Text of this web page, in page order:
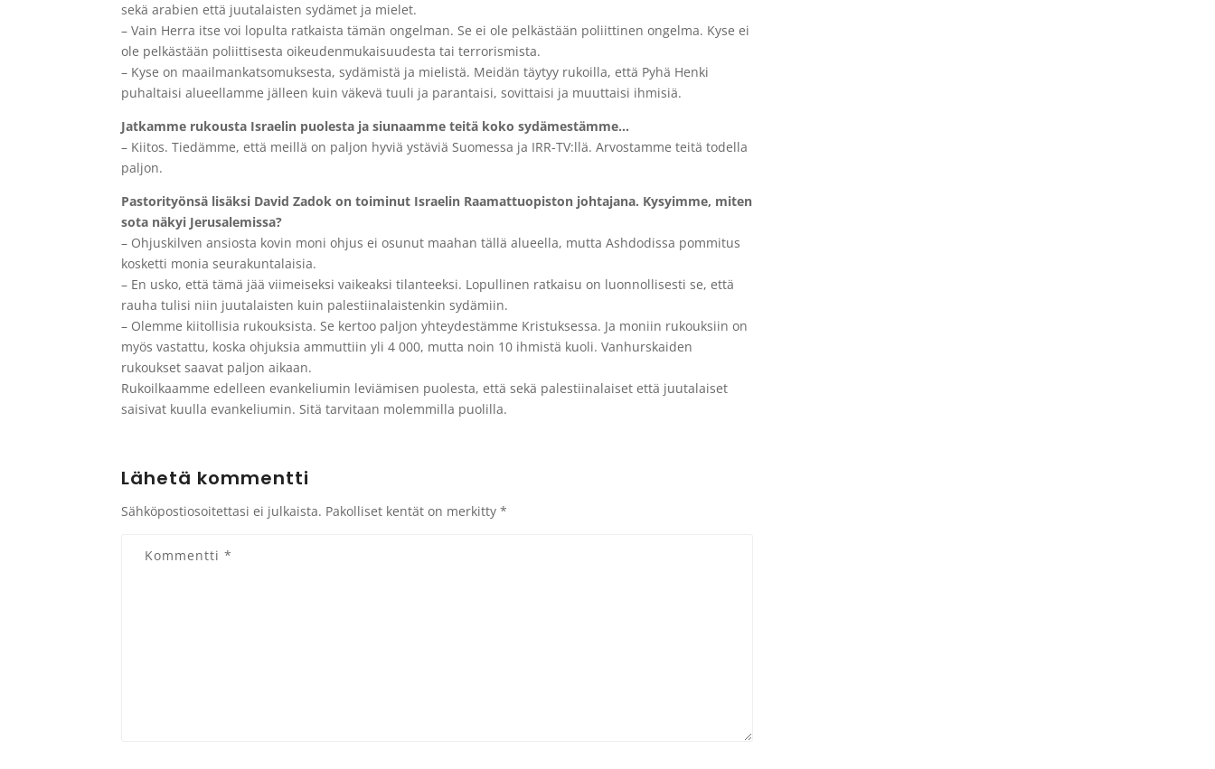
sekä arabien että juutalaisten sydämet ja mielet.
– Vain Herra itse voi lopulta ratkaista tämän ongelman. Se ei ole pelkästään poliittinen ongelma. Kyse ei
ole pelkästään poliittisesta oikeudenmukaisuudesta tai terrorismista.
– Kyse on maailmankatsomuksesta, sydämistä ja mielistä. Meidän täytyy rukoilla, että Pyhä Henki
puhaltaisi alueellamme jälleen kuin väkevä tuuli ja parantaisi, sovittaisi ja muuttaisi ihmisiä.
Jatkamme rukousta Israelin puolesta ja siunaamme teitä koko sydämestämme…
– Kiitos. Tiedämme, että meillä on paljon hyviä ystäviä Suomessa ja IRR-TV:llä. Arvostamme teitä todella
paljon.
Pastorityönsä lisäksi David Zadok on toiminut Israelin Raamattuopiston johtajana. Kysyimme, miten
sota näkyi Jerusalemissa?
– Ohjuskilven ansiosta kovin moni ohjus ei osunut maahan tällä alueella, mutta Ashdodissa pommitus
kosketti monia seurakuntalaisia.
– En usko, että tämä jää viimeiseksi vaikeaksi tilanteeksi. Lopullinen ratkaisu on luonnollisesti se, että
rauha tulisi niin juutalaisten kuin palestiinalaistenkin sydämiin.
– Olemme kiitollisia rukouksista. Se kertoo paljon yhteydestämme Kristuksessa. Ja moniin rukouksiin on
myös vastattu, koska ohjuksia ammuttiin yli 4 000, mutta noin 10 ihmistä kuoli. Vanhurskaiden
rukoukset saavat paljon aikaan.
Rukoilkaamme edelleen evankeliumin leviämisen puolesta, että sekä palestiinalaiset että juutalaiset
saisivat kuulla evankeliumin. Sitä tarvitaan molemmilla puolilla.
Lähetä kommentti
Sähköpostiosoitettasi ei julkaista. Pakolliset kentät on merkitty*